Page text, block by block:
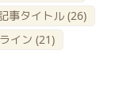
事タイトル (26)
イン (21)